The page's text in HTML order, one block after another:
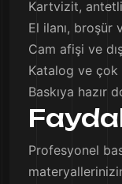
Kartvizit, antetli
El ilanı, broşür
Cam afişi ve
Katalog ve çok
Baskıya hazır
Profesyonel